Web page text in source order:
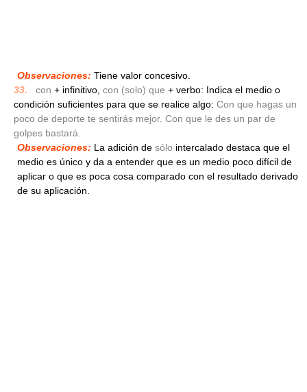
Observaciones: Tiene valor concesivo.
33.
con + infinitivo, con (solo) que + verbo: Indica el medio o
condición suficientes para que se realice algo: Con que hagas un
poco de deporte te sentirás mejor. Con que le des un par de
golpes bastará.
Observaciones: La adición de sólo intercalado destaca que el
medio es único y da a entender que es un medio poco difícil de
aplicar o que es poca cosa comparado con el resultado derivado
de su aplicación.